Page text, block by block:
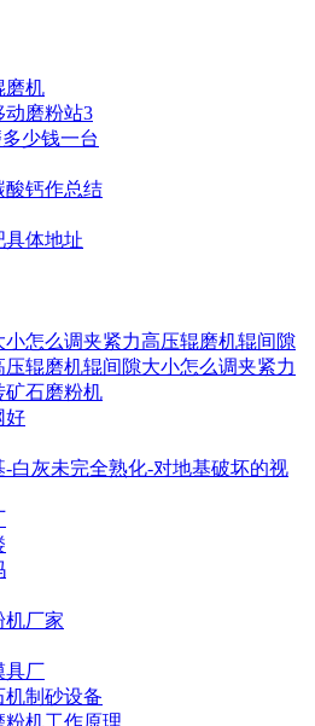
磨机
动磨粉站3
少钱一台
酸钙作总结
具体地址
怎么调夹紧力高压辊磨机辊间隙
辊磨机辊间隙大小怎么调夹紧力
矿石磨粉机
好
白灰未完全熟化-对地基破坏的视
机厂家
具厂
机制砂设备
粉机工作原理